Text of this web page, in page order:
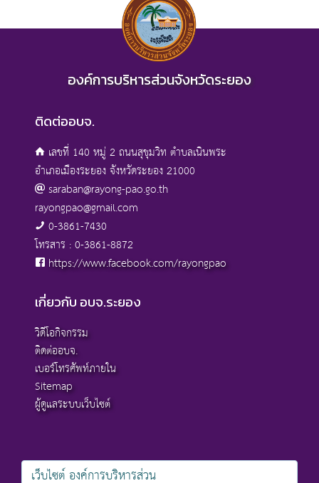
องค์การบริหารส่วนจังหวัดระยอง
ติดต่ออบจ.
เลขที่ 140 หมู่ 2 ถนนสุขุมวิท ตำบลเนินพระ
อำเภอเมืองระยอง จังหวัดระยอง 21000
saraban@rayong-pao.go.th
rayongpao@gmail.com
0-3861-7430
โทรสาร : 0-3861-8872
https://www.facebook.com/rayongpao
เกี่ยวกับ อบจ.ระยอง
วิดีโอกิจกรรม
ติดต่ออบจ.
เบอร์โทรศัพท์ภายใน
Sitemap
ผู้ดูแลระบบเว็บไซต์
เว็บไซต์ องค์การบริหารส่วน